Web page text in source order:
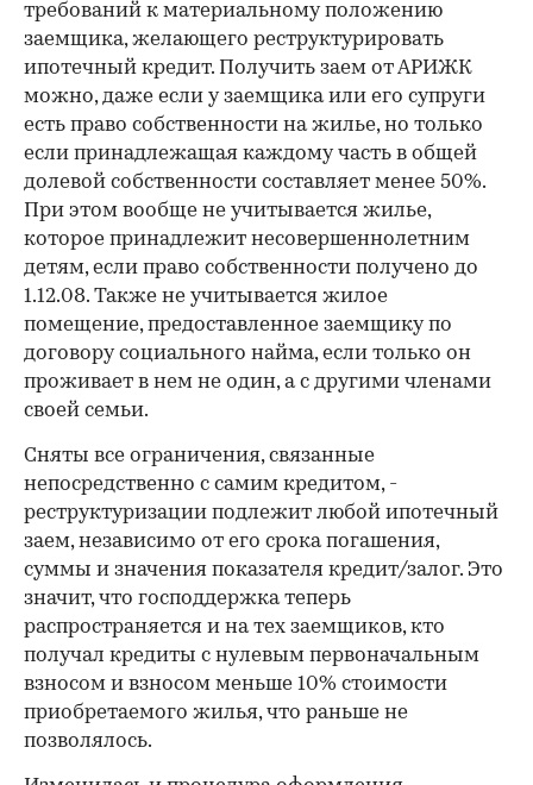
требований к материальному положению
заемщика, желающего реструктурировать
ипотечный кредит. Получить заем от АРИЖК
можно, даже если у заемщика или его супруги
есть право собственности на жилье, но только
если принадлежащая каждому часть в общей
долевой собственности составляет менее 50%.
При этом вообще не учитывается жилье,
которое принадлежит несовершеннолетним
детям, если право собственности получено до
1.12.08. Также не учитывается жилое
помещение, предоставленное заемщику по
договору социального найма, если только он
проживает в нем не один, а с другими членами
своей семьи.
Сняты все ограничения, связанные
непосредственно с самим кредитом, -
реструктуризации подлежит любой ипотечный
заем, независимо от его срока погашения,
суммы и значения показателя кредит/залог. Это
значит, что господдержка теперь
распространяется и на тех заемщиков, кто
получал кредиты с нулевым первоначальным
взносом и взносом меньше 10% стоимости
приобретаемого жилья, что раньше не
позволялось.